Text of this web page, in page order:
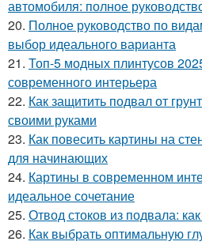
автомобиля: полное
20. Полное руководство по
выбор идеального варианта
21. Топ-5 модных плинтусов
современного интерьера
22. Как защитить подвал от
своими руками
23. Как повесить картины на
для начинающих
24. Картины в современном
идеальное сочетание
25. Отвод стоков из подвала:
26. Как выбрать оптимальную